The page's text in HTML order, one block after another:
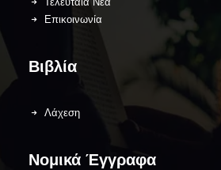
Επικοινωνία
Βιβλία
Λάχεση
Νομικά Έγγραφα